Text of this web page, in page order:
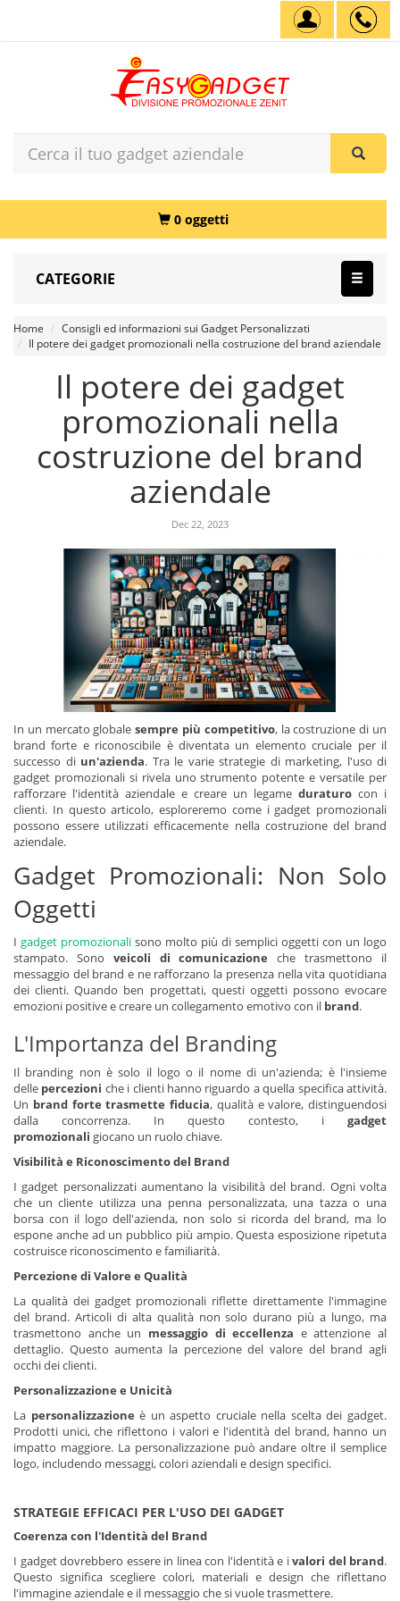
0 oggetti
CATEGORIE
Home
Consigli ed informazioni sui Gadget Personalizzati
Il potere dei gadget promozionali nella costruzione del brand aziendale
Il potere dei gadget
promozionali nella
costruzione del brand
aziendale
Dec 22, 2023
In un mercato globalesempre più competitivo, la costruzione di un
brand forte e riconoscibile è diventata un elemento cruciale per il
successo di un'azienda. Tra le varie strategie di marketing, l'uso di
gadget promozionali si rivela uno strumento potente e versatile per
rafforzare l'identità aziendale e creare un legame duraturo con i
clienti. In questo articolo, esploreremo come i gadget promozionali
possono essere utilizzati efficacemente nella costruzione del brand
aziendale.
Gadget Promozionali: Non Solo
Oggetti
I gadget promozionali sono molto più di semplici oggetti con un logo
stampato. Sono veicoli di comunicazione che trasmettono il
messaggio del brand e ne rafforzano la presenza nella vita quotidiana
dei clienti. Quando ben progettati, questi oggetti possono evocare
emozioni positive e creare un collegamento emotivo con il brand.
L'Importanza del Branding
Il branding non è solo il logo o il nome di un'azienda; è l'insieme
delle percezioni che i clienti hanno riguardo a quella specifica attività.
Un brand forte trasmette fiducia, qualità e valore, distinguendosi
dalla concorrenza. In questo contesto, i gadget
promozionali giocano un ruolo chiave.
Visibilità e Riconoscimento del Brand
I gadget personalizzati aumentano la visibilità del brand. Ogni volta
che un cliente utilizza una penna personalizzata, una tazza o una
borsa con il logo dell'azienda, non solo si ricorda del brand, ma lo
espone anche ad un pubblico più ampio. Questa esposizione ripetuta
costruisce riconoscimento e familiarità.
Percezione di Valore e Qualità
La qualità dei gadget promozionali riflette direttamente l'immagine
del brand. Articoli di alta qualità non solo durano più a lungo, ma
trasmettono anche un messaggio di eccellenza e attenzione al
dettaglio. Questo aumenta la percezione del valore del brand agli
occhi dei clienti.
Personalizzazione e Unicità
La personalizzazioneè un aspetto cruciale nella scelta dei gadget.
Prodotti unici, che riflettono i valori e l'identità del brand, hanno un
impatto maggiore. La personalizzazione può andare oltre il semplice
logo, includendo messaggi, colori aziendali e design specifici.
STRATEGIE EFFICACI PER L'USO DEI GADGET
Coerenza con l'Identità del Brand
I gadget dovrebbero essere in linea con l'identità e ivalori del brand.
Questo significa scegliere colori, materiali e design che riflettano
l'immagine aziendale e il messaggio che si vuole trasmettere.